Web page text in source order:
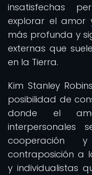
insatisfechas
explorar el amor
más profunda y
externas que
en la Tierra.
Kim Stanley
posibilidad de
donde el
interpersonales
cooperación
contraposición a
y individualistas